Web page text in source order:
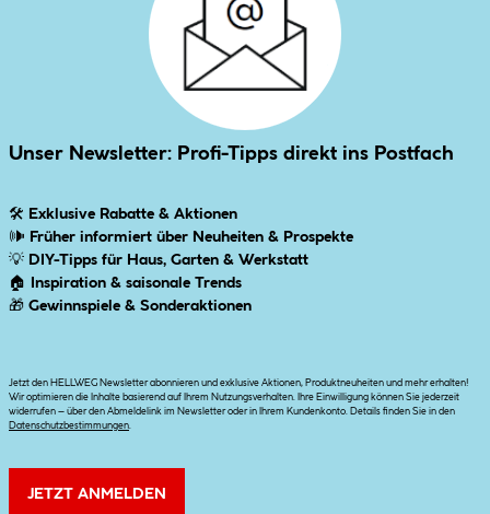
Unser Newsletter: Profi-Tipps direkt ins Postfach
🛠 Exklusive Rabatte & Aktionen
🕪 Früher informiert über Neuheiten & Prospekte
💡 DIY-Tipps für Haus, Garten & Werkstatt
🏠
Inspiration & saisonale Trends
🎁 Gewinnspiele & Sonderaktionen
Jetzt den HELLWEG Newsletter abonnieren und exklusive Aktionen, Produktneuheiten und mehr erhalten!
Wir optimieren die Inhalte basierend auf Ihrem Nutzungsverhalten. Ihre Einwilligung können Sie jederzeit
widerrufen – über den Abmeldelink im Newsletter oder in Ihrem Kundenkonto. Details finden Sie in den
Datenschutzbestimmungen
JETZT ANMELDEN